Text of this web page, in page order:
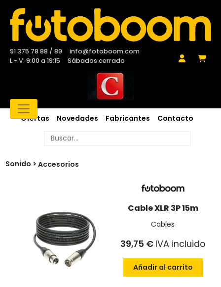
91 375 78 88 / 89
info@fotoboom.com
L - V: 9:00 a 19:15
Sábados cerrado
Ofertas Novedades Fabricantes Contacto
Sonido Accesorios
Cable XLR 3P 15m
Cables
39,75 € IVA incluido
Añadir al carrito